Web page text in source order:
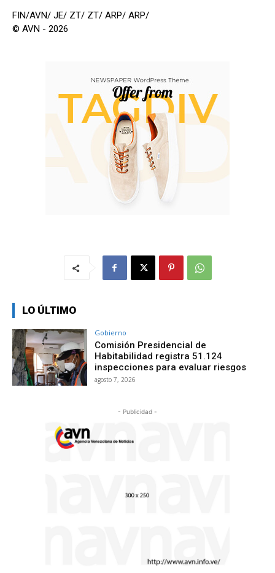
FIN/AVN/ JE/ ZT/ ZT/ ARP/ ARP/
© AVN - 2026
LO ÚLTIMO
Gobierno
Comisión Presidencial de
Habitabilidad registra 51.124
inspecciones para evaluar riesgos
agosto 7, 2026
- Publicidad -